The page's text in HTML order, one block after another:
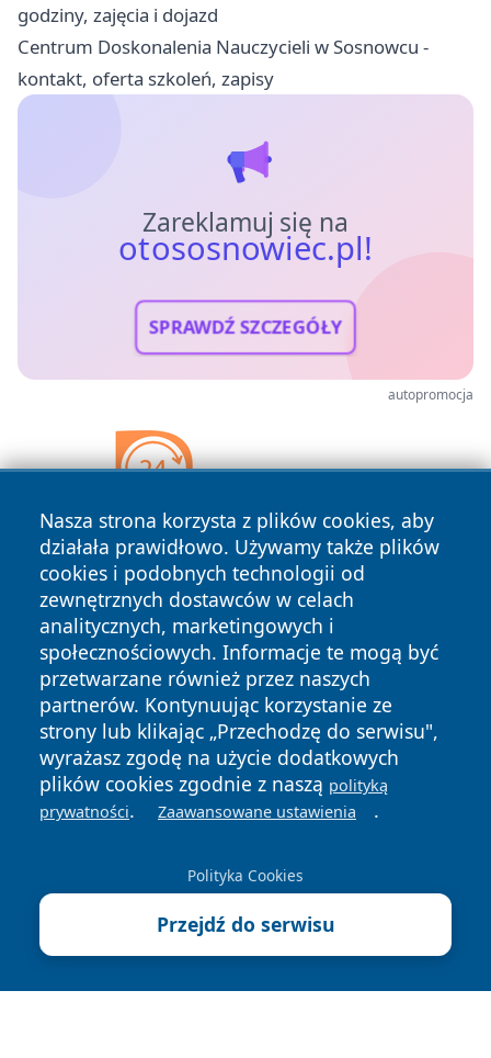
godziny, zajęcia i dojazd
Centrum Doskonalenia Nauczycieli w Sosnowcu -
kontakt, oferta szkoleń, zapisy
Zareklamuj się na
otososnowiec.pl!
SPRAWDŹ SZCZEGÓŁY
autopromocja
Nasza strona korzysta z plików cookies, aby
działała prawidłowo. Używamy także plików
cookies i podobnych technologii od
zewnętrznych dostawców w celach
analitycznych, marketingowych i
społecznościowych. Informacje te mogą być
przetwarzane również przez naszych
partnerów. Kontynuując korzystanie ze
strony lub klikając „Przechodzę do serwisu",
wyrażasz zgodę na użycie dodatkowych
plików cookies zgodnie z naszą polityką
prywatności. Zaawansowane ustawienia .
Polityka Cookies
Przejdź do serwisu
Copyright © 2026 otososnowiec.pl Wszystkie prawa
zastrzeżone.
Prywatności